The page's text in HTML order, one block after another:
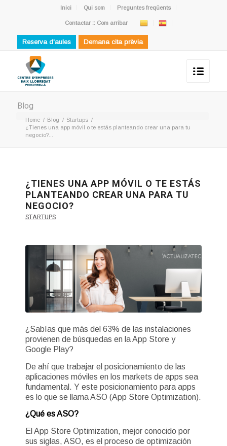
Inici Qui som Preguntes freqüents
Contactar :: Com arribar
Reserva d'aules Demana cita prèvia
Blog
Home / Blog / Startups /
¿Tienes una app móvil o te estás planteando crear una para tu
negocio?...
¿TIENES UNA APP MÓVIL O TE ESTÁS
PLANTEANDO CREAR UNA PARA TU
NEGOCIO?
STARTUPS
¿Sabías que más del 63% de las instalaciones
provienen de búsquedas en la App Store y
Google Play?
De ahí que trabajar el posicionamiento de las
aplicaciones móviles en los markets de apps sea
fundamental. Y este posicionamiento para apps
es lo que se llama ASO (App Store Optimization).
¿Qué es ASO?
El App Store Optimization, mejor conocido por
sus siglas, ASO, es el proceso de optimización